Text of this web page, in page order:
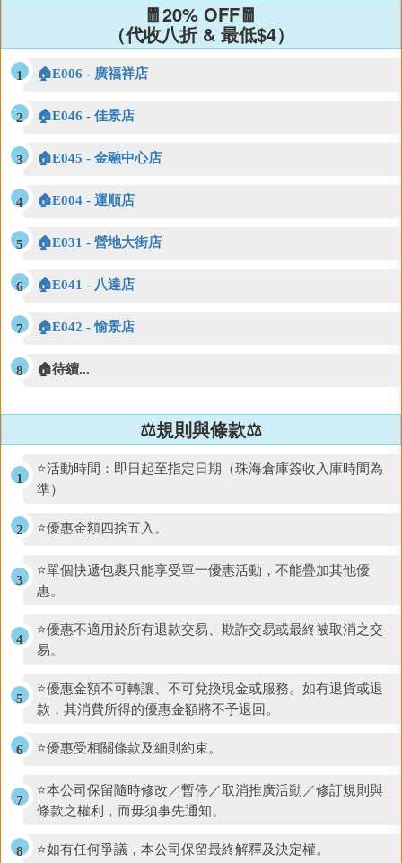
🧧20% OFF🧧
（代收八折 & 最低$4）
🏠E006 - 廣福祥店
🏠E046 - 佳景店
🏠E045 - 金融中心店
🏠E004 - 運順店
🏠E031 - 營地大街店
🏠E041 - 八達店
🏠E042 - 愉景店
🏠待續...
⚖️規則與條款⚖️
⭐活動時間：即日起至指定日期（珠海倉庫簽收入庫時間為
準）
⭐優惠金額四捨五入。
⭐單個快遞包裹只能享受單一優惠活動，不能疊加其他優
惠。
⭐優惠不適用於所有退款交易、欺詐交易或最終被取消之交
易。
⭐優惠金額不可轉讓、不可兌換現金或服務。如有退貨或退
款，其消費所得的優惠金額將不予退回。
⭐優惠受相關條款及細則約束。
⭐本公司保留隨時修改／暫停／取消推廣活動／修訂規則與
條款之權利，而毋須事先通知。
⭐如有任何爭議，本公司保留最終解釋及決定權。